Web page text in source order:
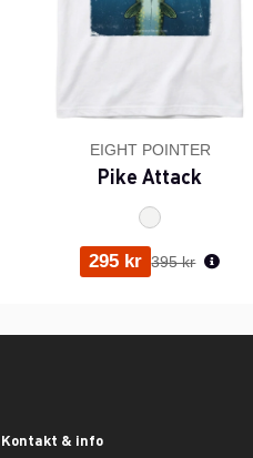
EIGHT POINTER
Pike Attack
295 kr Ordinarie pris:
395 kr
Kontakt & info